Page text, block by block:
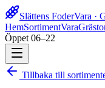
Slättens FoderVara ·
HemSortimentVara
Öppet 06–22
Tillbaka till